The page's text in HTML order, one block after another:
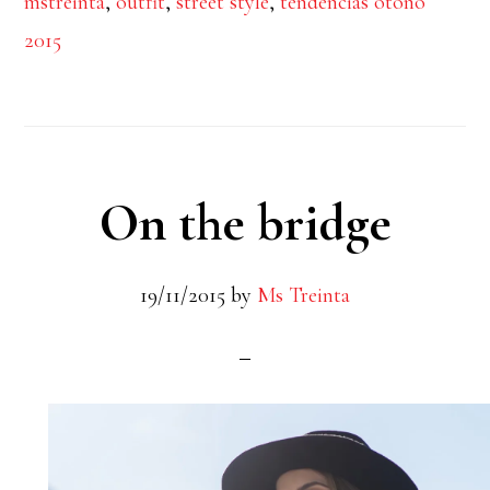
2015
On the bridge
19/11/2015 by Ms Treinta